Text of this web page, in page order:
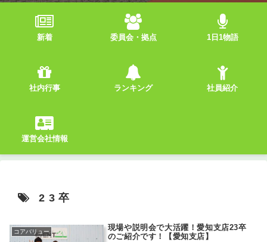
新着 委員会・拠点 1日1物語
社内行事 ランキング 社員紹介
運営会社情報
23卒
コアバリュー
現場や説明会で大活躍！愛知支店23卒
のご紹介です！【愛知支店】